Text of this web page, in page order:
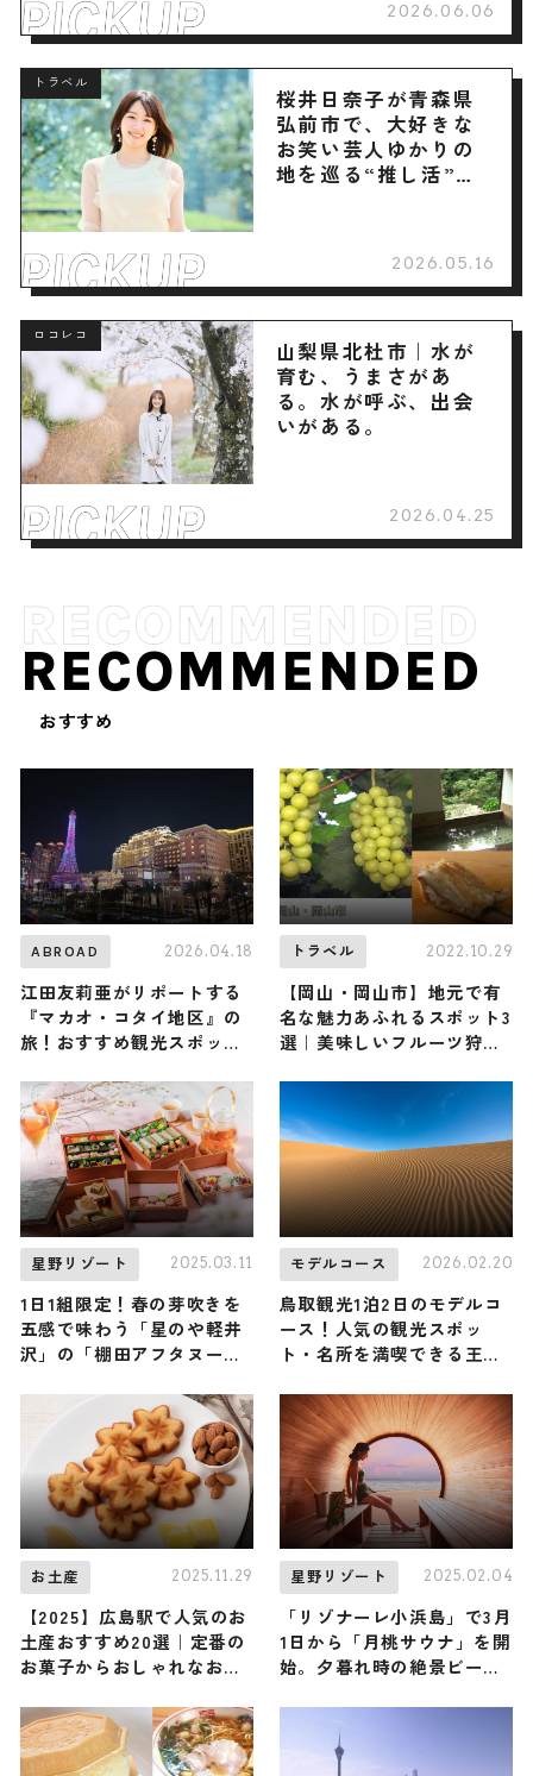
2026.06.06
トラベル
桜井日奈子が青森県
弘前市で、大好きな
お笑い芸人ゆかりの
地を巡る“推し活”旅
2026.05.16
ロコレコ
山梨県北杜市｜水が
育む、うまさがあ
る。水が呼ぶ、出会
いがある。
2026.04.25
RECOMMENDED
おすすめ
ABROAD 2026.04.18
江田友莉亜がリポートする
『マカオ・コタイ地区』の
旅！おすすめ観光スポット
18日放送
トラベル 2022.10.29
【岡山・岡山市】地元で有
名な魅力あふれるスポット3
選｜美味しいフルーツ狩り
介
星野リゾート 2025.03.11
1日1組限定！春の芽吹きを
五感で味わう「星のや軽井
沢」の「棚田アフタヌーン
モデルコース 2026.02.20
鳥取観光1泊2日のモデルコ
ース！人気の観光スポッ
ト・名所を満喫できる王道
お土産 2025.11.29
【2025】広島駅で人気のお
土産おすすめ20選｜定番の
お菓子からおしゃれなお土
紹介
星野リゾート 2025.02.04
「リゾナーレ小浜島」で3月
1日から「月桃サウナ」を開
始。夕暮れ時の絶景ビーチ